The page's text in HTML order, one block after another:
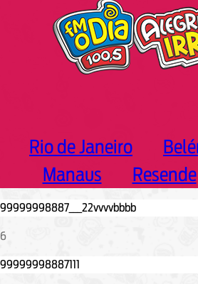
Rio de Janeiro
Manaus
Resende
6